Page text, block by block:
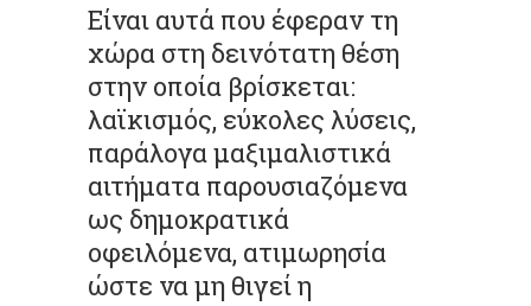
Είναι αυτά που έφεραν τη
χώρα στη δεινότατη θέση
στην οποία βρίσκεται:
λαϊκισµός, εύκολες λύσεις,
παράλογα µαξιµαλιστικά
αιτήµατα παρουσιαζόµενα
ως δηµοκρατικά
οφειλόµενα, ατιµωρησία
ώστε να µη θιγεί η